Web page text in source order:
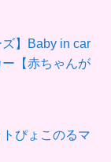
ズ】Baby in car
【赤ちゃんが
トぴょこのるマ